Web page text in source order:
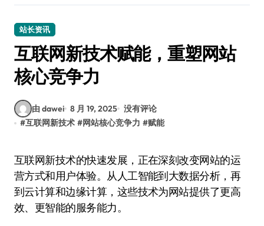
站长资讯
互联网新技术赋能，重塑网站
核心竞争力
由 dawei 8 月 19, 2025 没有评论
#互联网新技术 #网站核心竞争力 #赋能
互联网新技术的快速发展，正在深刻改变网站的运
营方式和用户体验。从人工智能到大数据分析，再
到云计算和边缘计算，这些技术为网站提供了更高
效、更智能的服务能力。